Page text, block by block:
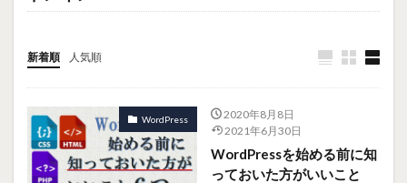
新着順 人気順
WordPress
2020年8月8日
2021年6月30日
WordPressを始める前に知
っておいた方がいいこと